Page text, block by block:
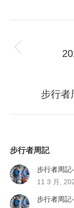
navigation
步行者
步行者周記
步行者周記
11 3 月,
步行者周記